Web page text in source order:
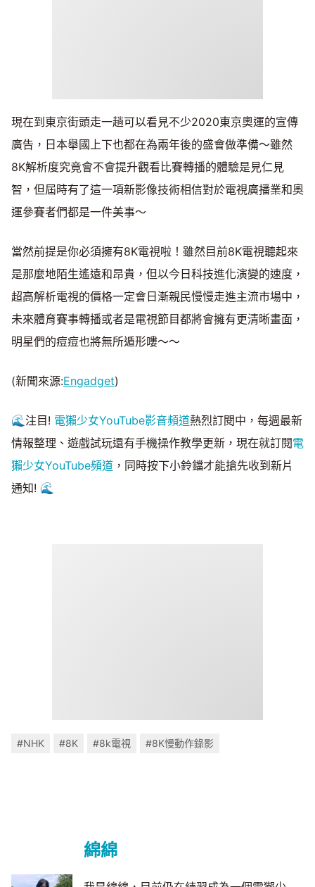
現在到東京街頭走一趟可以看見不少2020東京奧運的宣傳
廣告，日本舉國上下也都在為兩年後的盛會做準備～雖然
8K解析度究竟會不會提升觀看比賽轉播的體驗是見仁見
智，但屆時有了這一項新影像技術相信對於電視廣播業和奧
運參賽者們都是一件美事～
當然前提是你必須擁有8K電視啦！雖然目前8K電視聽起來
是那麼地陌生遙遠和昂貴，但以今日科技進化演變的速度，
超高解析電視的價格一定會日漸親民慢慢走進主流市場中，
未來體育賽事轉播或者是電視節目都將會擁有更清晰畫面，
明星們的痘痘也將無所遁形嘍～～
(新聞來源:Engadget)
🌊注目! 電獺少女YouTube影音頻道熱烈訂閱中，每週最新
情報整理、遊戲試玩還有手機操作教學更新，現在就訂閱電
獺少女YouTube頻道 ，同時按下小鈴鐺才能搶先收到新片
通知! 🌊
#NHK #8K #8k電視 #8K慢動作錄影
綿綿